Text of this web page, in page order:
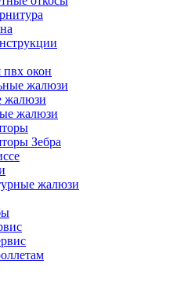
окон
жалюзи
жалюзи
жалюзи
Зебра
жалюзи